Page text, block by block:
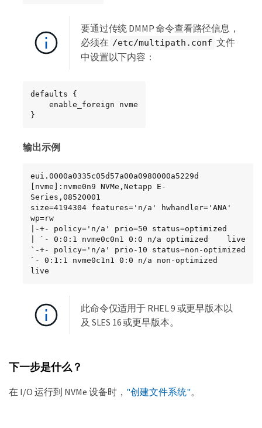
要通过传统 DMMP 命令查看路径信息，
必须在 /etc/multipath.conf 文件
中设置以下内容：
defaults {
}
输出示例
eui.0000a0335c05d57a00a0980000a5229d
[nvme]:nvme0n9 NVMe,Netapp E-
Series,08520001
size=4194304 features='n/a' hwhandler='ANA'
wp=rw
|-+- policy='n/a' prio=50 status=optimized
| `- 0:0:1 nvme0c0n1 0:0 n/a optimized    live
`-+- policy='n/a' prio-10 status=non-optimized
`- 0:1:1 nvme0c1n1 0:0 n/a non-optimized
live
此命令仅适用于 RHEL 9 或更早版本以
及 SLES 16 或更早版本。
下一步是什么？
在 I/O 运行到 NVMe 设备时， "创建文件系统"。